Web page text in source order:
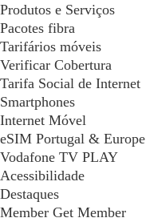
Produtos e Serviços
Pacotes fibra
Tarifários móveis
Verificar Cobertura
Tarifa Social de Internet
Smartphones
Internet Móvel
eSIM Portugal & Europe
Vodafone TV PLAY
Acessibilidade
Destaques
Member Get Member